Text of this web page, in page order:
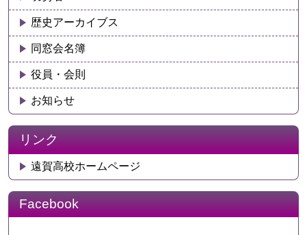
歴史アーカイブス
同窓会名簿
役員・会則
お知らせ
リンク
遠賀高校ホームページ
Facebook